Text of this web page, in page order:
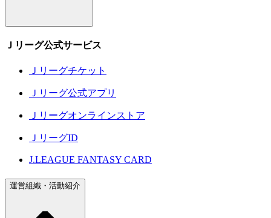
Ｊリーグ公式サービス
Ｊリーグチケット
Ｊリーグ公式アプリ
Ｊリーグオンラインストア
ＪリーグID
J.LEAGUE FANTASY CARD
運営組織・活動紹介